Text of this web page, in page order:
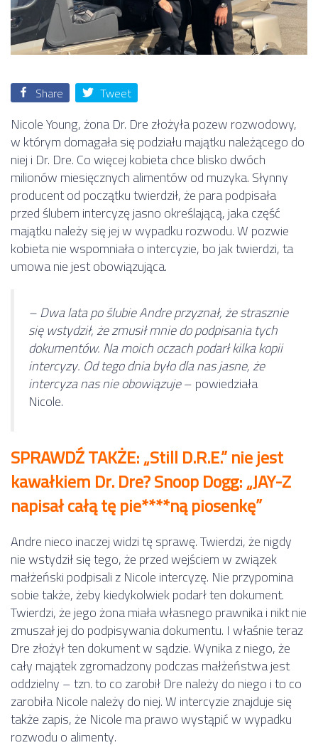
Share Tweet
Nicole Young, żona Dr. Dre złożyła pozew rozwodowy,
w którym domagała się podziału majątku należącego do
niej i Dr. Dre. Co więcej kobieta chce blisko dwóch
milionów miesięcznych alimentów od muzyka. Słynny
producent od początku twierdził, że para podpisała
przed ślubem intercyzę jasno określającą, jaka część
majątku należy się jej w wypadku rozwodu. W pozwie
kobieta nie wspomniała o intercyzie, bo jak twierdzi, ta
umowa nie jest obowiązująca.
– Dwa lata po ślubie Andre przyznał, że strasznie
się wstydził, że zmusił mnie do podpisania tych
dokumentów. Na moich oczach podarł kilka kopii
intercyzy. Od tego dnia było dla nas jasne, że
intercyza nas nie obowiązuje– powiedziała
Nicole.
SPRAWDŹ TAKŻE: „Still D.R.E.” nie jest
kawałkiem Dr. Dre? Snoop Dogg: „JAY-Z
napisał całą tę pie****ną piosenkę”
Andre nieco inaczej widzi tę sprawę. Twierdzi, że nigdy
nie wstydził się tego, że przed wejściem w związek
małżeński podpisali z Nicole intercyzę. Nie przypomina
sobie także, żeby kiedykolwiek podarł ten dokument.
Twierdzi, że jego żona miała własnego prawnika i nikt nie
zmuszał jej do podpisywania dokumentu. I właśnie teraz
Dre złożył ten dokument w sądzie. Wynika z niego, że
cały majątek zgromadzony podczas małżeństwa jest
oddzielny – tzn. to co zarobił Dre należy do niego i to co
zarobiła Nicole należy do niej. W intercyzie znajduje się
także zapis, że Nicole ma prawo wystąpić w wypadku
rozwodu o alimenty.